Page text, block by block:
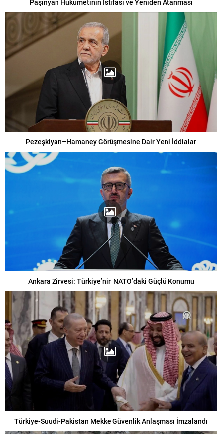
Paşinyan Hükümetinin İstifası ve Yeniden Atanması
Pezeşkiyan–Hamaney Görüşmesine Dair Yeni İddialar
Ankara Zirvesi: Türkiye’nin NATO’daki Güçlü Konumu
Türkiye-Suudi-Pakistan Mekke Güvenlik Anlaşması İmzalandı